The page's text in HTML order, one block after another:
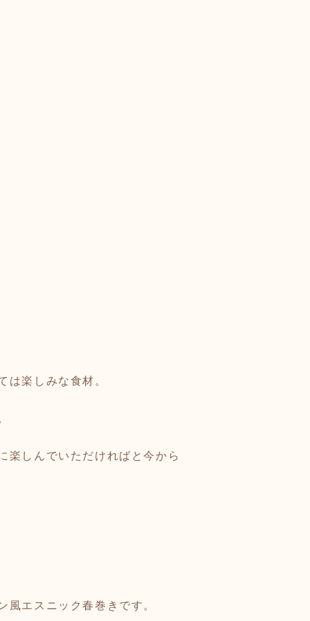
は楽しみな食材。
楽しんでいただければと今から
エスニック春巻きです。